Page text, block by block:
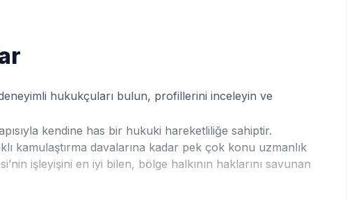
hukukçuları bulun, profillerini inceleyin ve
kendine has bir hukuki hareketliliğe sahiptir.
kamulaştırma davalarına kadar pek çok konu uzmanlık
işleyişini en iyi bilen, bölge halkının haklarını savunan